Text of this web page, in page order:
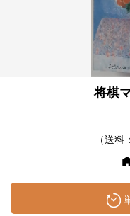
将棋
（送料